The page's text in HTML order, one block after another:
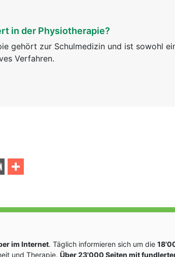
in der Physiotherapie?
gehört zur Schulmedizin und ist sowohl
Verfahren.
im Internet. Täglich informieren sich um die
und Therapie. Über 23'000 Seiten mit